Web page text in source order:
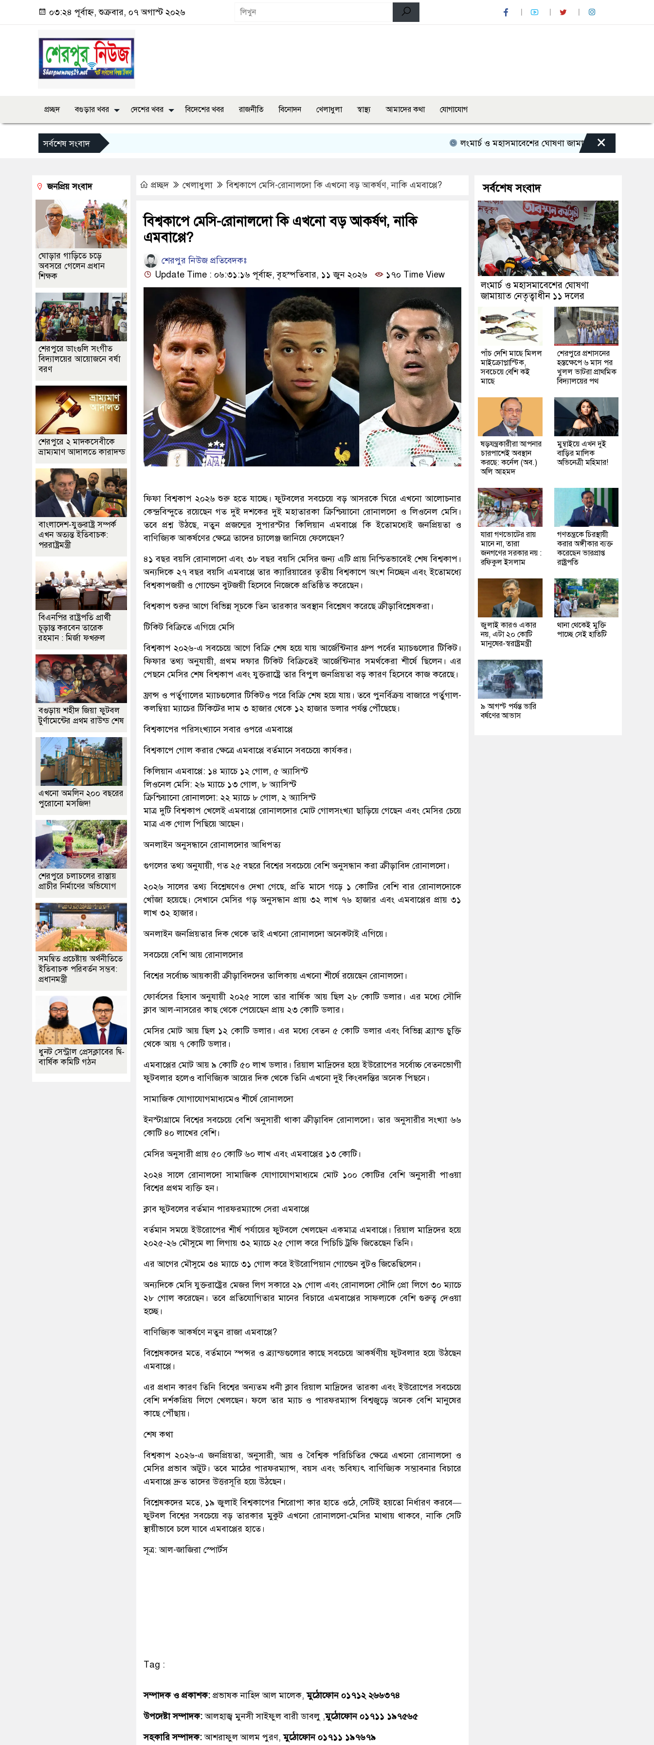
০৩:২৪ পূর্বাহ্ন, শুক্রবার, ০৭ অগাস্ট ২০২৬
প্রচ্ছদ বগুড়ার খবর দেশের খবর বিদেশের খবর রাজনীতি বিনোদন খেলাধুলা স্বাস্থ্য আমাদের কথা যোগাযোগ
সর্বশেষ সংবাদ লংমার্চ ও মহাসমাবেশের ঘোষণা জামায়াত নেতৃত্বাধীন ১১ দলের
×
প্রচ্ছদ খেলাধুলা বিশ্বকাপে মেসি-রোনালদো কি এখনো বড় আকর্ষণ, নাকি এমবাপ্পে?
বিশ্বকাপে মেসি-রোনালদো কি এখনো বড় আকর্ষণ, নাকি
এমবাপ্পে?
শেরপুর নিউজ প্রতিবেদকঃ
Update Time : ০৬:৩১:১৬ পূর্বাহ্ন, বৃহস্পতিবার, ১১ জুন ২০২৬
১৭০ Time View
ফিফা বিশ্বকাপ ২০২৬ শুরু হতে যাচ্ছে। ফুটবলের সবচেয়ে বড় আসরকে ঘিরে এখনো আলোচনার
কেন্দ্রবিন্দুতে রয়েছেন গত দুই দশকের দুই মহাতারকা ক্রিশ্চিয়ানো রোনালদো ও লিওনেল মেসি।
তবে প্রশ্ন উঠছে, নতুন প্রজন্মের সুপারস্টার কিলিয়ান এমবাপ্পে কি ইতোমধ্যেই জনপ্রিয়তা ও
বাণিজ্যিক আকর্ষণের ক্ষেত্রে তাদের চ্যালেঞ্জ জানিয়ে ফেলেছেন?
৪১ বছর বয়সি রোনালদো এবং ৩৮ বছর বয়সি মেসির জন্য এটি প্রায় নিশ্চিতভাবেই শেষ বিশ্বকাপ।
অন্যদিকে ২৭ বছর বয়সি এমবাপ্পে তার ক্যারিয়ারের তৃতীয় বিশ্বকাপে অংশ নিচ্ছেন এবং ইতোমধ্যে
বিশ্বকাপজয়ী ও গোল্ডেন বুটজয়ী হিসেবে নিজেকে প্রতিষ্ঠিত করেছেন।
বিশ্বকাপ শুরুর আগে বিভিন্ন সূচকে তিন তারকার অবস্থান বিশ্লেষণ করেছে ক্রীড়াবিশ্লেষকরা।
টিকিট বিক্রিতে এগিয়ে মেসি
বিশ্বকাপ ২০২৬-এ সবচেয়ে আগে বিক্রি শেষ হয়ে যায় আর্জেন্টিনার গ্রুপ পর্বের ম্যাচগুলোর টিকিট।
ফিফার তথ্য অনুযায়ী, প্রথম দফার টিকিট বিক্রিতেই আর্জেন্টিনার সমর্থকেরা শীর্ষে ছিলেন। এর
পেছনে মেসির শেষ বিশ্বকাপ এবং যুক্তরাষ্ট্রে তার বিপুল জনপ্রিয়তা বড় কারণ হিসেবে কাজ করেছে।
ফ্রান্স ও পর্তুগালের ম্যাচগুলোর টিকিটও পরে বিক্রি শেষ হয়ে যায়। তবে পুনর্বিক্রয় বাজারে পর্তুগাল-
কলম্বিয়া ম্যাচের টিকিটের দাম ৩ হাজার থেকে ১২ হাজার ডলার পর্যন্ত পৌঁছেছে।
বিশ্বকাপের পরিসংখ্যানে সবার ওপরে এমবাপ্পে
বিশ্বকাপে গোল করার ক্ষেত্রে এমবাপ্পে বর্তমানে সবচেয়ে কার্যকর।
কিলিয়ান এমবাপ্পে: ১৪ ম্যাচে ১২ গোল, ৫ অ্যাসিস্ট
লিওনেল মেসি: ২৬ ম্যাচে ১৩ গোল, ৮ অ্যাসিস্ট
ক্রিশ্চিয়ানো রোনালদো: ২২ ম্যাচে ৮ গোল, ২ অ্যাসিস্ট
মাত্র দুটি বিশ্বকাপ খেলেই এমবাপ্পে রোনালদোর মোট গোলসংখ্যা ছাড়িয়ে গেছেন এবং মেসির চেয়ে
মাত্র এক গোল পিছিয়ে আছেন।
অনলাইন অনুসন্ধানে রোনালদোর আধিপত্য
গুগলের তথ্য অনুযায়ী, গত ২৫ বছরে বিশ্বের সবচেয়ে বেশি অনুসন্ধান করা ক্রীড়াবিদ রোনালদো।
২০২৬ সালের তথ্য বিশ্লেষণেও দেখা গেছে, প্রতি মাসে গড়ে ১ কোটির বেশি বার রোনালদোকে
খোঁজা হয়েছে। সেখানে মেসির গড় অনুসন্ধান প্রায় ৩২ লাখ ৭৬ হাজার এবং এমবাপ্পের প্রায় ৩১
লাখ ৩২ হাজার।
অনলাইন জনপ্রিয়তার দিক থেকে তাই এখনো রোনালদো অনেকটাই এগিয়ে।
সবচেয়ে বেশি আয় রোনালদোর
বিশ্বের সর্বোচ্চ আয়কারী ক্রীড়াবিদদের তালিকায় এখনো শীর্ষে রয়েছেন রোনালদো।
ফোর্বসের হিসাব অনুযায়ী ২০২৫ সালে তার বার্ষিক আয় ছিল ২৮ কোটি ডলার। এর মধ্যে সৌদি
ক্লাব আল-নাসরের কাছ থেকে পেয়েছেন প্রায় ২৩ কোটি ডলার।
মেসির মোট আয় ছিল ১২ কোটি ডলার। এর মধ্যে বেতন ৫ কোটি ডলার এবং বিভিন্ন ব্র্যান্ড চুক্তি
থেকে আয় ৭ কোটি ডলার।
এমবাপ্পের মোট আয় ৯ কোটি ৫০ লাখ ডলার। রিয়াল মাদ্রিদের হয়ে ইউরোপের সর্বোচ্চ বেতনভোগী
ফুটবলার হলেও বাণিজ্যিক আয়ের দিক থেকে তিনি এখনো দুই কিংবদন্তির অনেক পিছনে।
সামাজিক যোগাযোগমাধ্যমেও শীর্ষে রোনালদো
ইনস্টাগ্রামে বিশ্বের সবচেয়ে বেশি অনুসারী থাকা ক্রীড়াবিদ রোনালদো। তার অনুসারীর সংখ্যা ৬৬
কোটি ৪০ লাখের বেশি।
মেসির অনুসারী প্রায় ৫০ কোটি ৬০ লাখ এবং এমবাপ্পের ১৩ কোটি।
২০২৪ সালে রোনালদো সামাজিক যোগাযোগমাধ্যমে মোট ১০০ কোটির বেশি অনুসারী পাওয়া
বিশ্বের প্রথম ব্যক্তি হন।
ক্লাব ফুটবলের বর্তমান পারফরম্যান্সে সেরা এমবাপ্পে
বর্তমান সময়ে ইউরোপের শীর্ষ পর্যায়ের ফুটবলে খেলছেন একমাত্র এমবাপ্পে। রিয়াল মাদ্রিদের হয়ে
২০২৫-২৬ মৌসুমে লা লিগায় ৩২ ম্যাচে ২৫ গোল করে পিচিচি ট্রফি জিতেছেন তিনি।
এর আগের মৌসুমে ৩৪ ম্যাচে ৩১ গোল করে ইউরোপিয়ান গোল্ডেন বুটও জিতেছিলেন।
অন্যদিকে মেসি যুক্তরাষ্ট্রের মেজর লিগ সকারে ২৯ গোল এবং রোনালদো সৌদি প্রো লিগে ৩০ ম্যাচে
২৮ গোল করেছেন। তবে প্রতিযোগিতার মানের বিচারে এমবাপ্পের সাফল্যকে বেশি গুরুত্ব দেওয়া
হচ্ছে।
বাণিজ্যিক আকর্ষণে নতুন রাজা এমবাপ্পে?
বিশ্লেষকদের মতে, বর্তমানে স্পন্সর ও ব্র্যান্ডগুলোর কাছে সবচেয়ে আকর্ষণীয় ফুটবলার হয়ে উঠছেন
এমবাপ্পে।
এর প্রধান কারণ তিনি বিশ্বের অন্যতম ধনী ক্লাব রিয়াল মাদ্রিদের তারকা এবং ইউরোপের সবচেয়ে
বেশি দর্শকপ্রিয় লিগে খেলছেন। ফলে তার ম্যাচ ও পারফরম্যান্স বিশ্বজুড়ে অনেক বেশি মানুষের
কাছে পৌঁছায়।
শেষ কথা
বিশ্বকাপ ২০২৬-এ জনপ্রিয়তা, অনুসারী, আয় ও বৈশ্বিক পরিচিতির ক্ষেত্রে এখনো রোনালদো ও
মেসির প্রভাব অটুট। তবে মাঠের পারফরম্যান্স, বয়স এবং ভবিষ্যৎ বাণিজ্যিক সম্ভাবনার বিচারে
এমবাপ্পে দ্রুত তাদের উত্তরসূরি হয়ে উঠছেন।
বিশ্লেষকদের মতে, ১৯ জুলাই বিশ্বকাপের শিরোপা কার হাতে ওঠে, সেটিই হয়তো নির্ধারণ করবে—
ফুটবল বিশ্বের সবচেয়ে বড় তারকার মুকুট এখনো রোনালদো-মেসির মাথায় থাকবে, নাকি সেটি
স্থায়ীভাবে চলে যাবে এমবাপ্পের হাতে।
সূত্র: আল-জাজিরা স্পোর্টস
Tag :
সম্পাদক ও প্রকাশক: প্রভাষক নাহিদ আল মালেক,মুঠোফোন ০১৭১২ ২৬৬৩৭৪
উপদেষ্টা সম্পাদক:আলহাজ্ব মুনসী সাইফুল বারী ডাবলু ,মুঠোফোন ০১৭১১ ১৯৭৫৬৫
সহকারি সম্পাদক:আশরাফুল আলম পুরণ,মুঠোফোন ০১৭১১ ১৯৭৬৭৯
জনপ্রিয় সংবাদ
ঘোড়ার গাড়িতে চড়ে
অবসরে গেলেন প্রধান
শিক্ষক
শেরপুরে ডাংগুলি সংগীত
বিদ্যালয়ের আয়োজনে বর্ষা
বরণ
শেরপুরে ২ মাদকসেবীকে
ভ্রাম্যমাণ আদালতে কারাদন্ড
বাংলাদেশ-যুক্তরাষ্ট্র সম্পর্ক
এখন অত্যন্ত ইতিবাচক:
পররাষ্ট্রমন্ত্রী
বিএনপির রাষ্ট্রপতি প্রার্থী
চূড়ান্ত করবেন তারেক
রহমান : মির্জা ফখরুল
বগুড়ায় শহীদ জিয়া ফুটবল
টুর্ণামেন্টের প্রথম রাউন্ড শেষ
এখনো অমলিন ২০০ বছরের
পুরোনো মসজিদ!
শেরপুরে চলাচলের রাস্তায়
প্রাচীর নির্মাণের অভিযোগ
সমন্বিত প্রচেষ্টায় অর্থনীতিতে
ইতিবাচক পরিবর্তন সম্ভব:
প্রধানমন্ত্রী
ধুনট সেন্ট্রাল প্রেসক্লাবের দ্বি-
বার্ষিক কমিটি গঠন
সর্বশেষ সংবাদ
লংমার্চ ও মহাসমাবেশের ঘোষণা
জামায়াত নেতৃত্বাধীন ১১ দলের
পাঁচ দেশি মাছে মিলল
মাইক্রোপ্লাস্টিক,
সবচেয়ে বেশি কই
মাছে
শেরপুরে প্রশাসনের
হস্তক্ষেপে ৬ মাস পর
খুলল ভাটরা প্রাথমিক
বিদ্যালয়ের পথ
ষড়যন্ত্রকারীরা আপনার
চারপাশেই অবস্থান
করছে: কর্নেল (অব.)
অলি আহমদ
মুম্বাইয়ে এখন দুই
বাড়ির মালিক
অভিনেত্রী মহিমার!
যারা গণভোটের রায়
মানে না, তারা
জনগণের সরকার নয় :
রফিকুল ইসলাম
গণতন্ত্রকে চিরস্থায়ী
করার অঙ্গীকার ব্যক্ত
করেছেন ভারপ্রাপ্ত
রাষ্ট্রপতি
জুলাই কারও একার
নয়, এটা ২০ কোটি
মানুষের-স্বরাষ্ট্রমন্ত্রী
থানা থেকেই মুক্তি
পাচ্ছে সেই হাতিটি
৯ আগস্ট পর্যন্ত ভারি
বর্ষণের আভাস